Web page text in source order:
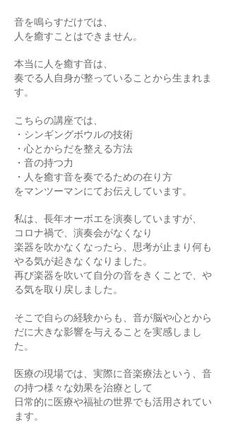
音を鳴らすだけでは、
人を癒すことはできません。
本当に人を癒す音は、
奏でる人自身が整っていることから生まれま
す。
こちらの講座では、
・シンギングボウルの技術
・心とからだを整える方法
・音の持つ力
・人を癒す音を奏でるための在り方
をマンツーマンにてお伝えしています。
私は、長年オーボエを演奏していますが、
コロナ禍で、演奏会がなくなり
楽器を吹かなくなったら、思考が止まり何も
やる気が起きなくなりました。
再び楽器を吹いて自分の音をきくことで、や
る気を取り戻しました。
そこで自らの経験からも、音が脳や心とから
だに大きな影響を与えることを実感しまし
た。
医療の現場では、実際に音楽療法という、音
の持つ様々な効果を治療として
日常的に医療や福祉の世界でも活用されてい
ます。